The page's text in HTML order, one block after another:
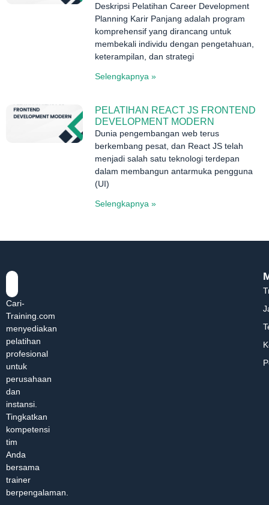
Deskripsi Pelatihan Career Development
Planning Karir Panjang adalah program
komprehensif yang dirancang untuk
membekali individu dengan pengetahuan,
keterampilan, dan strategi
Selengkapnya »
PELATIHAN REACT JS FRONTEND
DEVELOPMENT MODERN
Dunia pengembangan web terus
berkembang pesat, dan React JS telah
menjadi salah satu teknologi terdepan
dalam membangun antarmuka pengguna
(UI)
Selengkapnya »
Cari-
Training.com
menyediakan
pelatihan
profesional
untuk
perusahaan
dan
instansi.
Tingkatkan
kompetensi
tim
Anda
bersama
trainer
berpengalaman.